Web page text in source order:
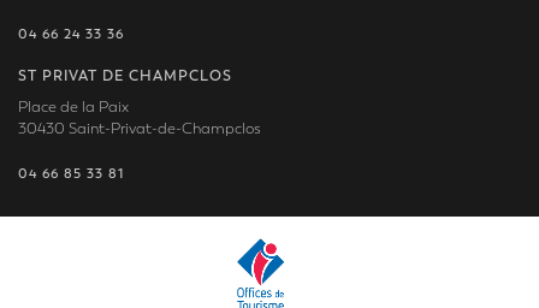
04 66 24 33 36
ST PRIVAT DE CHAMPCLOS
Place de la Paix
30430 Saint-Privat-de-Champclos
04 66 85 33 81